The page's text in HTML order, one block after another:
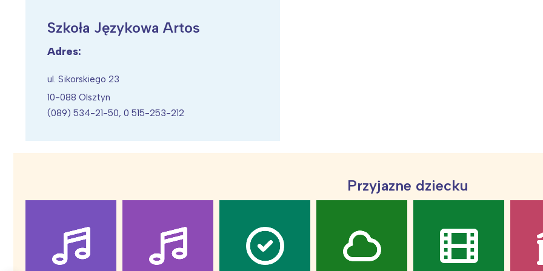
Szkoła Językowa Artos
Adres:
ul. Sikorskiego 23
10-088 Olsztyn
(089) 534-21-50, 0 515-253-212
Przyjazne dziecku